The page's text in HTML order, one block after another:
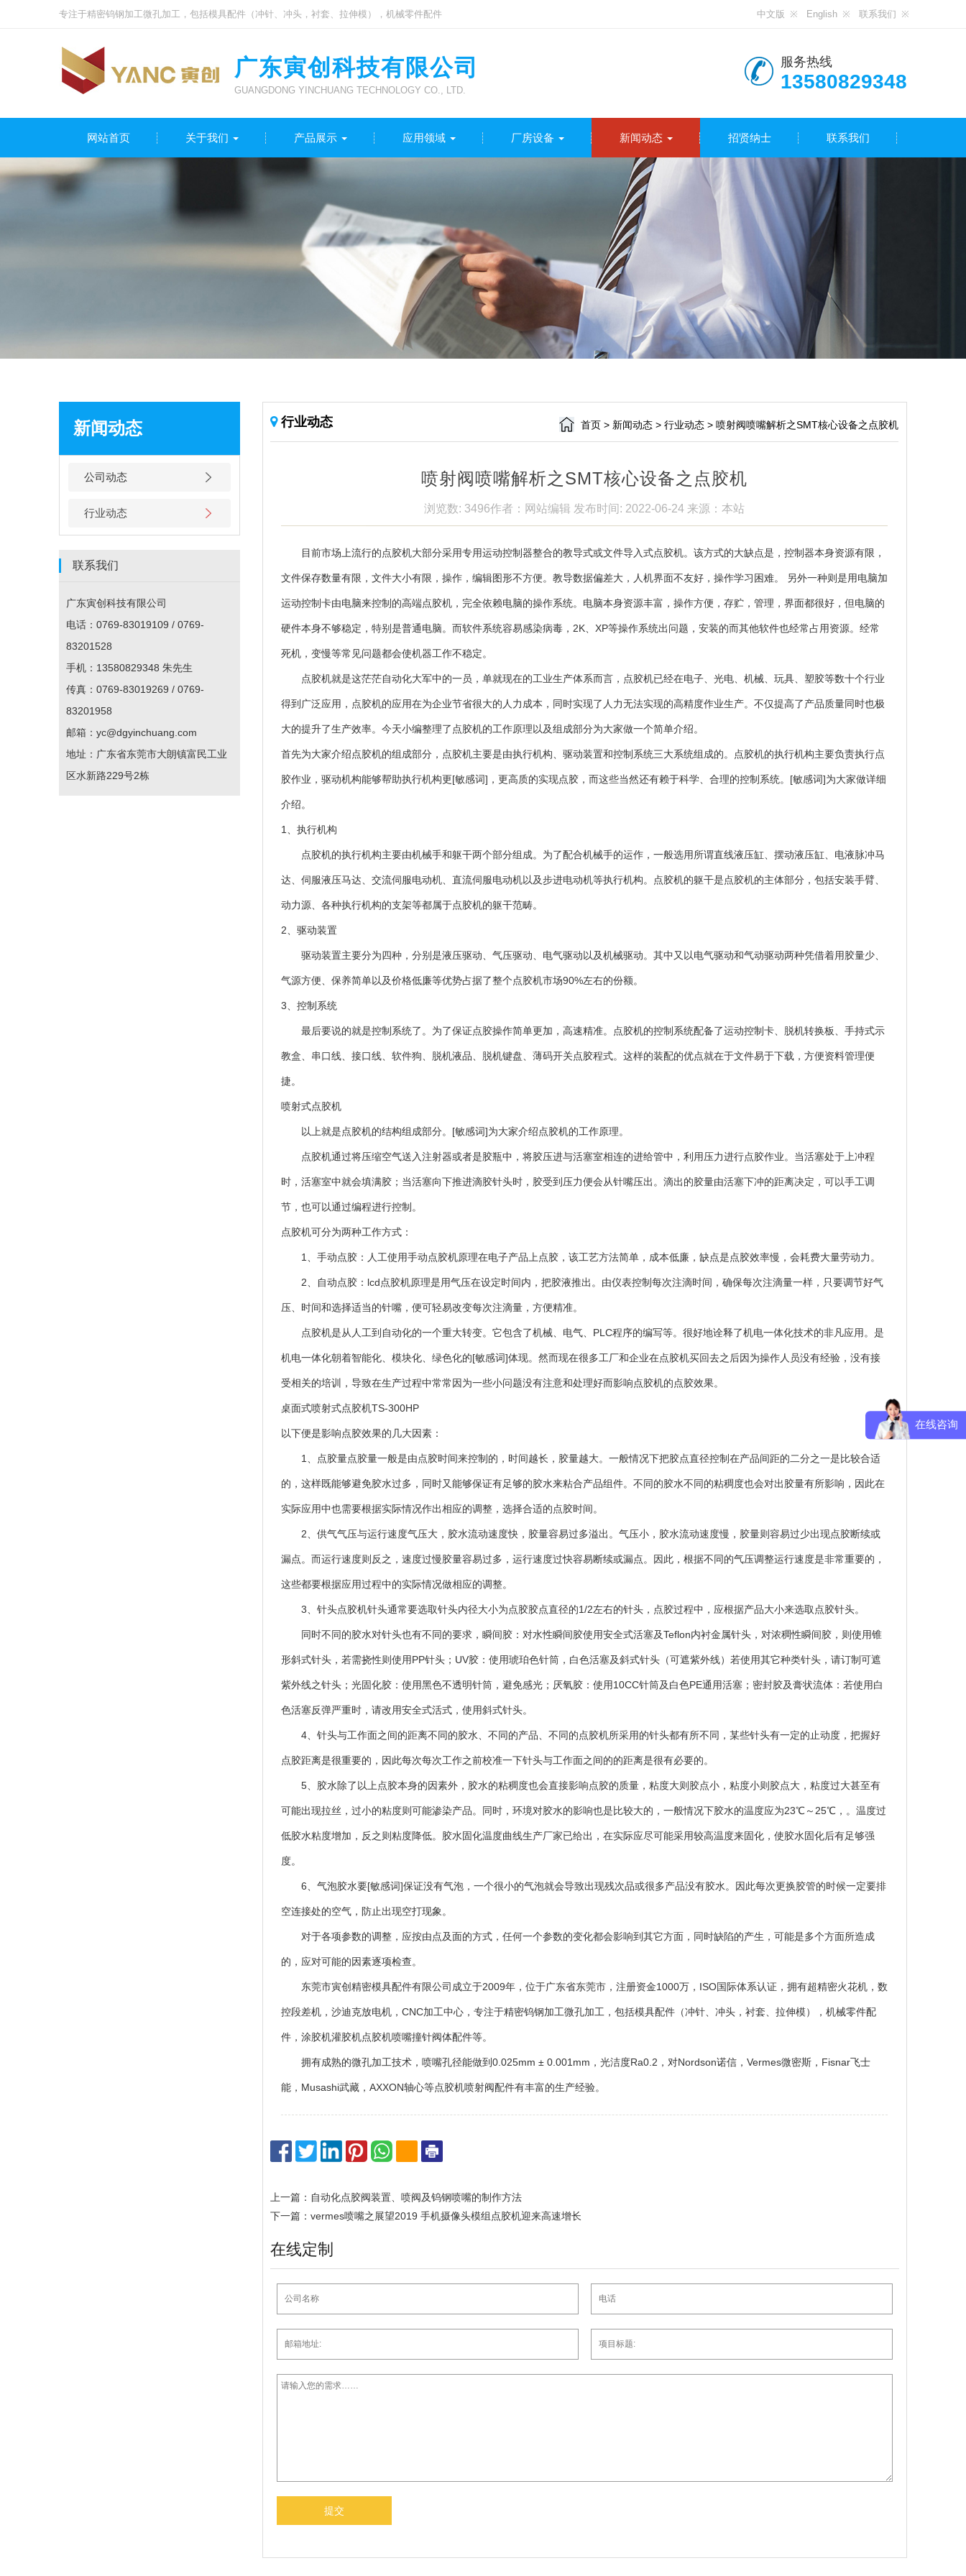
专注于精密钨钢加工微孔加工，包括模具配件（冲针、冲头，衬套、拉伸模），机械零件配件 中文版 English 联系我们
广东寅创科技有限公司
GUANGDONG YINCHUANG TECHNOLOGY CO., LTD.
服务热线
13580829348
网站首页 关于我们 产品展示 应用领域 厂房设备 新闻动态 招贤纳士 联系我们
新闻动态
公司动态
行业动态
联系我们
广东寅创科技有限公司
电话：0769-83019109 / 0769-
83201528
手机：13580829348 朱先生
传真：0769-83019269 / 0769-
83201958
邮箱：yc@dgyinchuang.com
地址：广东省东莞市大朗镇富民工业
区水新路229号2栋
行业动态 首页 > 新闻动态 >行业动态 >喷射阀喷嘴解析之SMT核心设备之点胶机
喷射阀喷嘴解析之SMT核心设备之点胶机
浏览数: 3496作者：网站编辑 发布时间: 2022-06-24 来源：本站
目前市场上流行的点胶机大部分采用专用运动控制器整合的教导式或文件导入式点胶机。该方式的大缺点是，控制器本身资源有限，
文件保存数量有限，文件大小有限，操作，编辑图形不方便。教导数据偏差大，人机界面不友好，操作学习困难。 另外一种则是用电脑加
运动控制卡由电脑来控制的高端点胶机，完全依赖电脑的操作系统。电脑本身资源丰富，操作方便，存贮，管理，界面都很好，但电脑的
硬件本身不够稳定，特别是普通电脑。而软件系统容易感染病毒，2K、XP等操作系统出问题，安装的而其他软件也经常占用资源。经常
死机，变慢等常见问题都会使机器工作不稳定。
点胶机就是这茫茫自动化大军中的一员，单就现在的工业生产体系而言，点胶机已经在电子、光电、机械、玩具、塑胶等数十个行业
得到广泛应用，点胶机的应用在为企业节省很大的人力成本，同时实现了人力无法实现的高精度作业生产。不仅提高了产品质量同时也极
大的提升了生产效率。今天小编整理了点胶机的工作原理以及组成部分为大家做一个简单介绍。
首先为大家介绍点胶机的组成部分，点胶机主要是由执行机构、驱动装置和控制系统三大系统组成的。点胶机的执行机构主要负责执行点
胶作业，驱动机构能够帮助执行机构更[敏感词]，更高质的实现点胶，而这些当然还有赖于科学、合理的控制系统。[敏感词]为大家做详细
介绍。
1、执行机构
点胶机的执行机构主要由机械手和躯干两个部分组成。为了配合机械手的运作，一般选用所谓直线液压缸、摆动液压缸、电液脉冲马
达、伺服液压马达、交流伺服电动机、直流伺服电动机以及步进电动机等执行机构。点胶机的躯干是点胶机的主体部分，包括安装手臂、
动力源、各种执行机构的支架等都属于点胶机的躯干范畴。
2、驱动装置
驱动装置主要分为四种，分别是液压驱动、气压驱动、电气驱动以及机械驱动。其中又以电气驱动和气动驱动两种凭借着用胶量少、
气源方便、保养简单以及价格低廉等优势占据了整个点胶机市场90%左右的份额。
3、控制系统
最后要说的就是控制系统了。为了保证点胶操作简单更加，高速精准。点胶机的控制系统配备了运动控制卡、脱机转换板、手持式示
教盒、串口线、接口线、软件狗、脱机液品、脱机键盘、薄码开关点胶程式。这样的装配的优点就在于文件易于下载，方便资料管理便
捷。
喷射式点胶机
以上就是点胶机的结构组成部分。[敏感词]为大家介绍点胶机的工作原理。
点胶机通过将压缩空气送入注射器或者是胶瓶中，将胶压进与活塞室相连的进给管中，利用压力进行点胶作业。当活塞处于上冲程
时，活塞室中就会填满胶；当活塞向下推进滴胶针头时，胶受到压力便会从针嘴压出。滴出的胶量由活塞下冲的距离决定，可以手工调
节，也可以通过编程进行控制。
点胶机可分为两种工作方式：
1、手动点胶：人工使用手动点胶机原理在电子产品上点胶，该工艺方法简单，成本低廉，缺点是点胶效率慢，会耗费大量劳动力。
2、自动点胶：lcd点胶机原理是用气压在设定时间内，把胶液推出。由仪表控制每次注滴时间，确保每次注滴量一样，只要调节好气
压、时间和选择适当的针嘴，便可轻易改变每次注滴量，方便精准。
点胶机是从人工到自动化的一个重大转变。它包含了机械、电气、PLC程序的编写等。很好地诠释了机电一体化技术的非凡应用。是
机电一体化朝着智能化、模块化、绿色化的[敏感词]体现。然而现在很多工厂和企业在点胶机买回去之后因为操作人员没有经验，没有接
受相关的培训，导致在生产过程中常常因为一些小问题没有注意和处理好而影响点胶机的点胶效果。
桌面式喷射式点胶机TS-300HP
以下便是影响点胶效果的几大因素：
1、点胶量点胶量一般是由点胶时间来控制的，时间越长，胶量越大。一般情况下把胶点直径控制在产品间距的二分之一是比较合适
的，这样既能够避免胶水过多，同时又能够保证有足够的胶水来粘合产品组件。不同的胶水不同的粘稠度也会对出胶量有所影响，因此在
实际应用中也需要根据实际情况作出相应的调整，选择合适的点胶时间。
2、供气气压与运行速度气压大，胶水流动速度快，胶量容易过多溢出。气压小，胶水流动速度慢，胶量则容易过少出现点胶断续或
漏点。而运行速度则反之，速度过慢胶量容易过多，运行速度过快容易断续或漏点。因此，根据不同的气压调整运行速度是非常重要的，
这些都要根据应用过程中的实际情况做相应的调整。
3、针头点胶机针头通常要选取针头内径大小为点胶胶点直径的1/2左右的针头，点胶过程中，应根据产品大小来选取点胶针头。
同时不同的胶水对针头也有不同的要求，瞬间胶：对水性瞬间胶使用安全式活塞及Teflon内衬金属针头，对浓稠性瞬间胶，则使用锥
形斜式针头，若需挠性则使用PP针头；UV胶：使用琥珀色针筒，白色活塞及斜式针头（可遮紫外线）若使用其它种类针头，请订制可遮
紫外线之针头；光固化胶：使用黑色不透明针筒，避免感光；厌氧胶：使用10CC针筒及白色PE通用活塞；密封胶及膏状流体：若使用白
色活塞反弹严重时，请改用安全式活式，使用斜式针头。
4、针头与工作面之间的距离不同的胶水、不同的产品、不同的点胶机所采用的针头都有所不同，某些针头有一定的止动度，把握好
点胶距离是很重要的，因此每次每次工作之前校准一下针头与工作面之间的的距离是很有必要的。
5、胶水除了以上点胶本身的因素外，胶水的粘稠度也会直接影响点胶的质量，粘度大则胶点小，粘度小则胶点大，粘度过大甚至有
可能出现拉丝，过小的粘度则可能渗染产品。同时，环境对胶水的影响也是比较大的，一般情况下胶水的温度应为23℃～25℃，。温度过
低胶水粘度增加，反之则粘度降低。胶水固化温度曲线生产厂家已给出，在实际应尽可能采用较高温度来固化，使胶水固化后有足够强
度。
6、气泡胶水要[敏感词]保证没有气泡，一个很小的气泡就会导致出现残次品或很多产品没有胶水。因此每次更换胶管的时候一定要排
空连接处的空气，防止出现空打现象。
对于各项参数的调整，应按由点及面的方式，任何一个参数的变化都会影响到其它方面，同时缺陷的产生，可能是多个方面所造成
的，应对可能的因素逐项检查。
东莞市寅创精密模具配件有限公司成立于2009年，位于广东省东莞市，注册资金1000万，ISO国际体系认证，拥有超精密火花机，数
控段差机，沙迪克放电机，CNC加工中心，专注于精密钨钢加工微孔加工，包括模具配件（冲针、冲头，衬套、拉伸模），机械零件配
件，涂胶机灌胶机点胶机喷嘴撞针阀体配件等。
拥有成熟的微孔加工技术，喷嘴孔径能做到0.025mm ± 0.001mm，光洁度Ra0.2，对Nordson诺信，Vermes微密斯，Fisnar飞士
能，Musashi武藏，AXXON轴心等点胶机喷射阀配件有丰富的生产经验。
上一篇：自动化点胶阀装置、喷阀及钨钢喷嘴的制作方法
下一篇：vermes喷嘴之展望2019 手机摄像头模组点胶机迎来高速增长
在线定制
在线咨询